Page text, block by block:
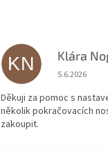
KN Klára
Hodnocení
5.6.2026
Děkuji za pomoc s
několik pokračovacích
zakoupit.